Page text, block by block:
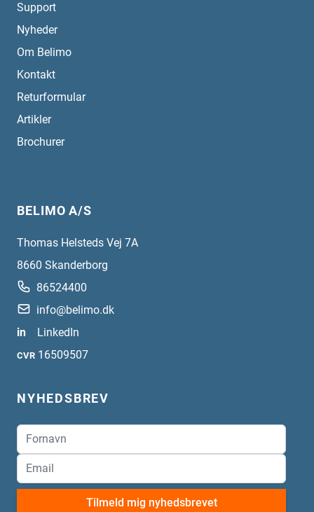
Support
Nyheder
Om Belimo
Kontakt
Returformular
Artikler
Brochurer
BELIMO A/S
Thomas Helsteds Vej 7A
8660 Skanderborg
86524400
info@belimo.dk
in
LinkedIn
CVR 16509507
NYHEDSBREV
Tilmeld mig nyhedsbrevet